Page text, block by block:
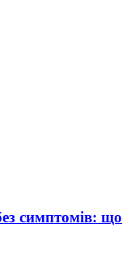
симптомів: що